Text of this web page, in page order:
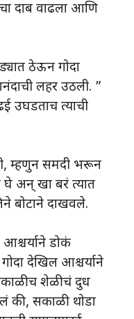
दाब वाढला आणि
ठेऊन गोदा
लहर उठली. ”
उघडताच त्याची
म्हणुन समदी भरून
घे अन् खा बरं त्यात
बोटाने दाखवले.
डोकं
देखिल आश्चर्याने
शेळीचं दुध
सकाळी थोडा